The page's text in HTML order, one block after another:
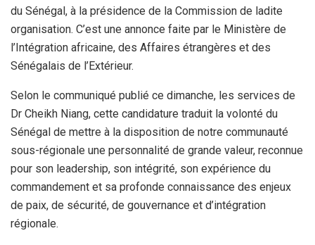
du Sénégal, à la présidence de la Commission de ladite
organisation. C’est une annonce faite par le Ministère de
l’Intégration africaine, des Affaires étrangères et des
Sénégalais de l’Extérieur.
Selon le communiqué publié ce dimanche, les services de
Dr Cheikh Niang, cette candidature traduit la volonté du
Sénégal de mettre à la disposition de notre communauté
sous-régionale une personnalité de grande valeur, reconnue
pour son leadership, son intégrité, son expérience du
commandement et sa profonde connaissance des enjeux
de paix, de sécurité, de gouvernance et d’intégration
régionale.